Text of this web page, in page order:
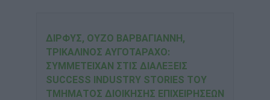
ΔΊΡΦΥΣ, ΟΎΖΟ ΒΑΡΒΑΓΙΆΝΝΗ,
ΤΡΙΚΑΛΙΝΌΣ ΑΥΓΟΤΆΡΑΧΟ:
ΣΥΜΜΕΤΕΊΧΑΝ ΣΤΙΣ ΔΙΑΛΈΞΕΙΣ
SUCCESS INDUSTRY STORIES ΤΟΥ
TΜΉΜΑΤΟΣ ΔΙΟΊΚΗΣΗΣ ΕΠΙΧΕΙΡΉΣΕΩΝ